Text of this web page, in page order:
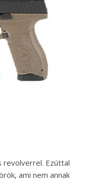
revolverrel. Ezúttal
ami nem annak